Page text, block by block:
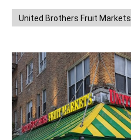
United Brothers Fruit Markets